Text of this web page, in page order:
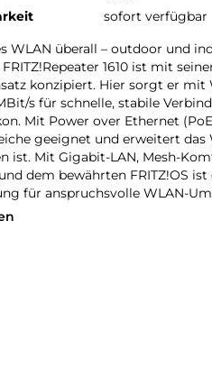
sofort verfügbar
WLAN überall – outdoor und
1610 ist mit
konzipiert. Hier sorgt er mit
s für schnelle, stabile
Mit Power over Ethernet
geeignet und erweitert
ist. Mit Gigabit-LAN, Mesh-
dem bewährten FRITZ!OS ist
für anspruchsvolle WLAN-